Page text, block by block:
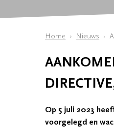
Home Nieuws
Op 5 juli 2023
voorgelegd en